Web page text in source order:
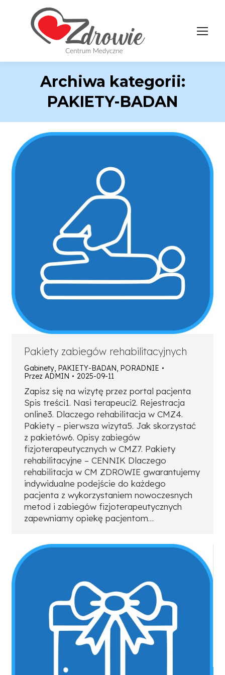
Archiwa kategorii:
PAKIETY-BADAN
Pakiety zabiegów rehabilitacyjnych
Gabinety, PAKIETY-BADAN, PORADNIE
Przez ADMIN 2025-09-11
Zapisz się na wizytę przez portal pacjenta
Spis treści1. Nasi terapeuci2. Rejestracja
online3. Dlaczego rehabilitacja w CMZ4.
Pakiety – pierwsza wizyta5. Jak skorzystać
z pakietów6. Opisy zabiegów
fizjoterapeutycznych w CMZ7. Pakiety
rehabilitacyjne – CENNIK Dlaczego
rehabilitacja w CM ZDROWIE gwarantujemy
indywidualne podejście do każdego
pacjenta z wykorzystaniem nowoczesnych
metod i zabiegów fizjoterapeutycznych
zapewniamy opiekę pacjentom…